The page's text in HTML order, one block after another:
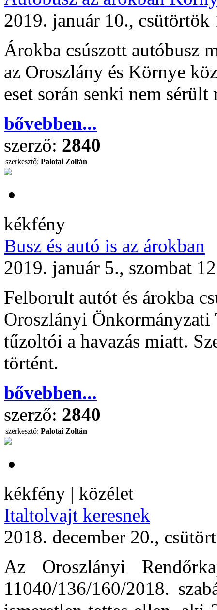
2019. január 10., csütörtök
Árokba csúszott autóbusz
az Oroszlány és Környe
eset során senki nem sérült
bővebben...
szerző: 2840
szerkesztő: Palotai Zoltán
kékfény
Busz és autó is az árokban
2019. január 5., szombat
Felborult autót és árokba
Oroszlányi Önkormányzati
tűzoltói a havazás miatt.
történt.
bővebben...
szerző: 2840
szerkesztő: Palotai Zoltán
kékfény | közélet
Italtolvajt keresnek
2018. december 20.,
Az Oroszlányi
11040/136/160/2018.